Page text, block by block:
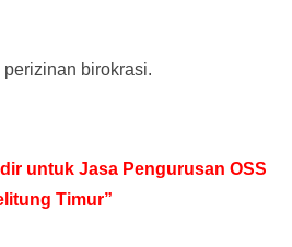
birokrasi.
untuk Jasa Pengurusan OSS
Timur”